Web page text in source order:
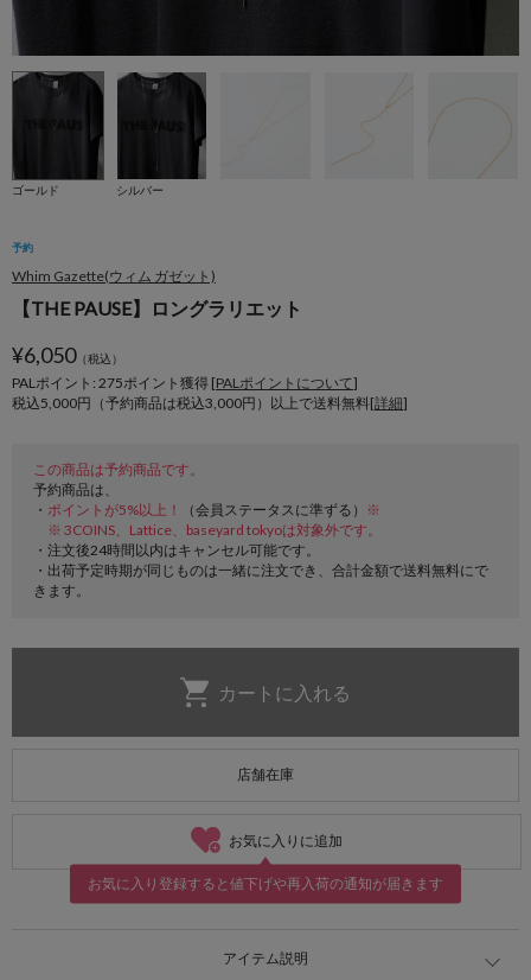
ゴールド シルバー
予約
Whim Gazette(ウィム ガゼット)
【THE PAUSE】ロングラリエット
¥6,050（税込）
PALポイント: 275ポイント獲得 [PALポイントについて]
税込5,000円（予約商品は税込3,000円）以上で送料無料[詳細]
この商品は予約商品です。
予約商品は、
・ ポイントが5%以上！ （会員ステータスに準ずる）
※
※ 3COINS、Lattice、baseyard tokyoは対象外です。
・注文後24時間以内はキャンセル可能です。
・出荷予定時期が同じものは一緒に注文でき、合計金額で送料無料にで
きます。
店舗在庫
お気に入りに追加
お気に入り登録すると値下げや再入荷の通知が届きます
アイテム説明